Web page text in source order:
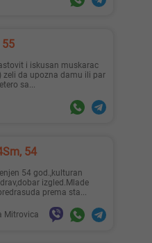
55
zeli da upozna damu ili par
sa...
54
izgled.Mlade
prema sta...
Mitrovica